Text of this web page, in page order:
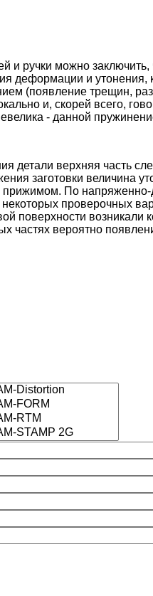
и ручки можно
деформации и
(появление трещин,
и, скорей всего,
- данной
детали верхняя часть
заготовки величина
прижимом. По
проверочных
поверхности
частях вероятно